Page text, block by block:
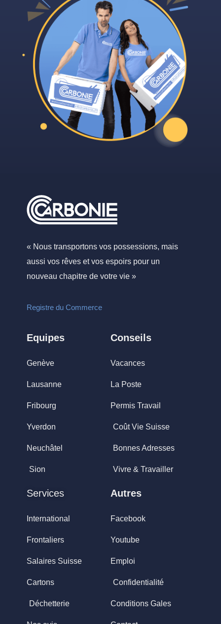
« Nous transportons vos possessions, mais
aussi vos rêves et vos espoirs pour un
nouveau chapitre de votre vie »
Registre du Commerce
Equipes
Genève
Lausanne
Fribourg
Yverdon
Neuchâtel
Sion
Conseils
Vacances
La Poste
Permis Travail
Coût Vie Suisse
Bonnes Adresses
Vivre & Travailler
Services
International
Frontaliers
Salaires Suisse
Cartons
Déchetterie
Autres
Facebook
Youtube
Emploi
Confidentialité
Conditions Gales